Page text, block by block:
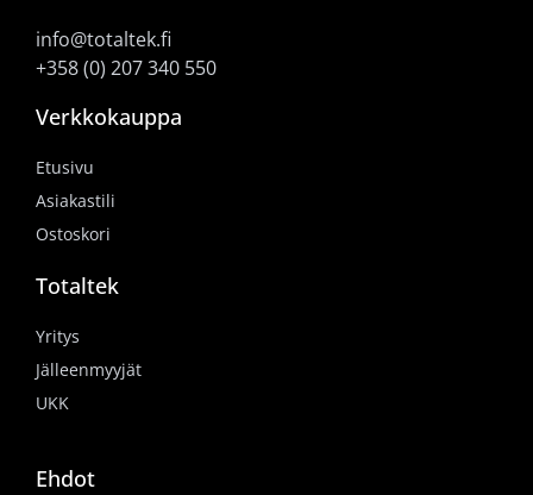
info@totaltek.fi
+358 (0) 207 340 550
Verkkokauppa
Etusivu
Asiakastili
Ostoskori
Totaltek
Yritys
Jälleenmyyjät
UKK
Ehdot